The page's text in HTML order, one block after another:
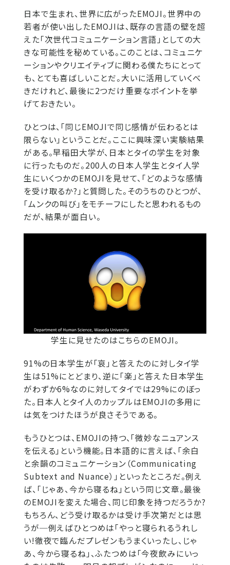
日本で生まれ、世界に広がったEMOJI。世界中の
若者が使い出したEMOJIは、既存の言語の壁を超
えた「次世代コミュニケーション言語」としての大
きな可能性を秘めている。このことは、コミュニケ
ーションやクリエイティブに関わる僕たちにとって
も、とても喜ばしいことだ。大いに活用していくべ
きだけれど、最後に2つだけ重要なポイントを挙
げておきたい。
ひとつは、「同じEMOJIで同じ感情が伝わるとは
限らない」ということだ。ここに興味深い実験結果
がある。早稲田大学が、日本とタイの学生を対象
に行ったものだ。200人の日本人学生とタイ人学
生にいくつかのEMOJIを見せて、「どのような感情
を受け取るか?」と質問した。そのうちのひとつが、
「ムンクの叫び」をモチーフにしたと思われるもの
だが、結果が面白い。
学生に見せたのはこちらのEMOJI。
91%の日本学生が「哀」と答えたのに対しタイ学
生は51%にとどまり、逆に「楽」と答えた日本学生
がわずか6%なのに対してタイでは29%にのぼっ
た。日本人とタイ人のカップルはEMOJIの多用に
は気をつけたほうが良さそうである。
もうひとつは、EMOJIの持つ、「微妙なニュアンス
を伝える」という機能。日本語的に言えば、「余白
と余韻のコミュニケーション（Communicating
Subtext and Nuance）」といったところだ。例え
ば、「じゃあ、今から寝るね」という同じ文章。最後
のEMOJIを変えた場合、同じ印象を持つだろうか?
もちろん、どう受け取るかは受け手次第だとは思
うが─例えばひとつめは「やっと寝られるうれし
い!徹夜で臨んだプレゼンもうまくいったし、じゃ
あ、今から寝るね」、ふたつめは「今夜飲みにいっ